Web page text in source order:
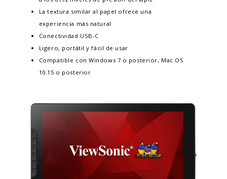
La textura similar al papel ofrece una
experiencia más natural
Conectividad USB-C
Ligero, portátil y fácil de usar
Compatible con Windows 7 o posterior, Mac OS
10.15 o posterior